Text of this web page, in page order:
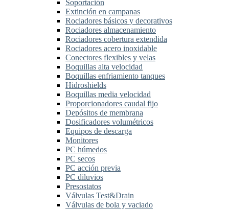
Soportación
Extinción en campanas
Rociadores básicos y decorativos
Rociadores almacenamiento
Rociadores cobertura extendida
Rociadores acero inoxidable
Conectores flexibles y velas
Boquillas alta velocidad
Boquillas enfriamiento tanques
Hidroshields
Boquillas media velocidad
Proporcionadores caudal fijo
Depósitos de membrana
Dosificadores volumétricos
Equipos de descarga
Monitores
PC húmedos
PC secos
PC acción previa
PC diluvios
Presostatos
Válvulas Test&Drain
Válvulas de bola y vaciado